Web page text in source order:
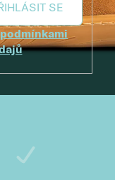
SE
podmínkami